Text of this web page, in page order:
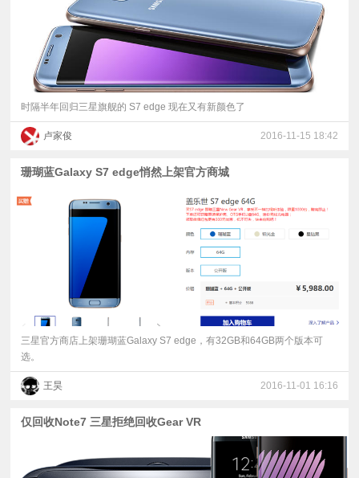
时隔半年回归三星旗舰的 S7 edge 现在又有新颜色了
卢家俊 2016-11-15 18:42
珊瑚蓝Galaxy S7 edge悄然上架官方商城
三星官方商店上架珊瑚蓝Galaxy S7 edge，有32GB和64GB两个版本可
选。
王昊 2016-11-01 16:16
仅回收Note7 三星拒绝回收Gear VR